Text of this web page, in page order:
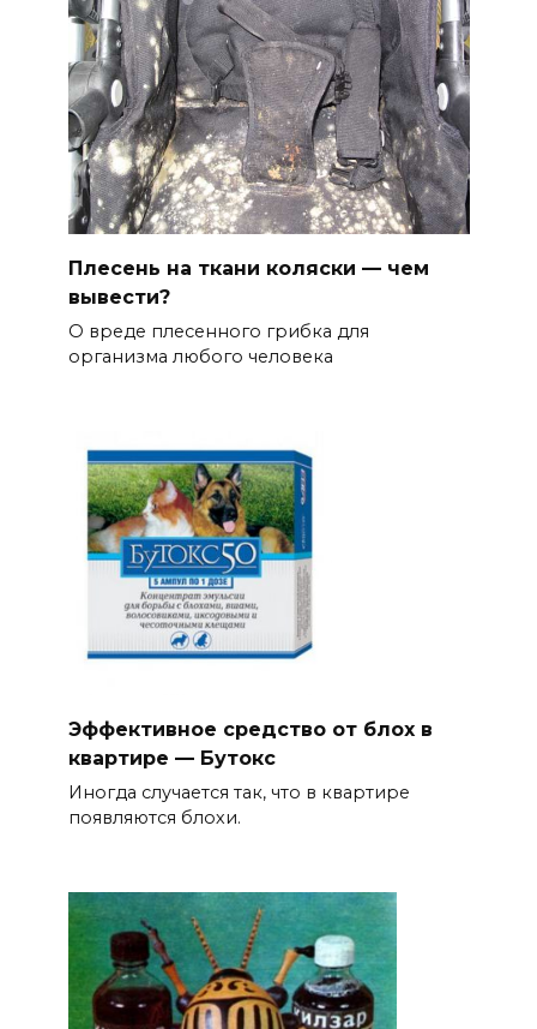
Плесень на ткани коляски — чем
вывести?
О вреде плесенного грибка для
организма любого человека
Эффективное средство от блох в
квартире — Бутокс
Иногда случается так, что в квартире
появляются блохи.